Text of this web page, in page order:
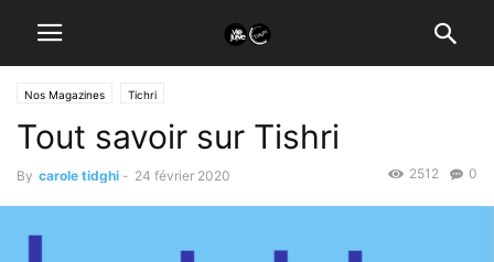
Nos Magazines Tichri
Tout savoir sur Tishri
By carole tidghi - 24 février 2020 0
2512